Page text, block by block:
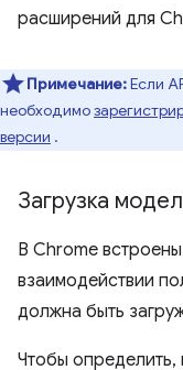
расширений для
Примечание:Если
необходимо
версии .
Загрузка
В Chrome
взаимодействии
должна быть
Чтобы определить,